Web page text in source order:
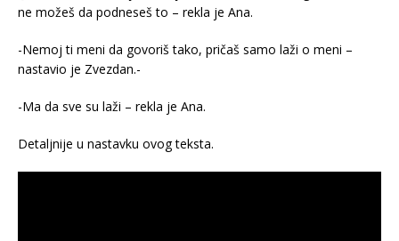
ne možeš da podneseš to – rekla je Ana.
-Nemoj ti meni da govoriš tako, pričaš samo laži o meni –
nastavio je Zvezdan.-
-Ma da sve su laži – rekla je Ana.
Detaljnije u nastavku ovog teksta.